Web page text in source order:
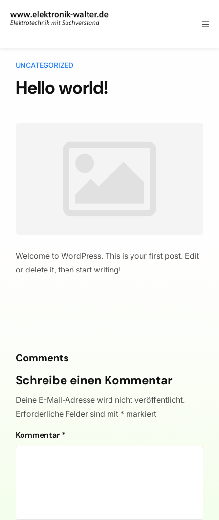
UNCATEGORIZED
Hello world!
Welcome to WordPress. This is your first post. Edit
or delete it, then start writing!
Comments
Schreibe einen Kommentar
Deine E-Mail-Adresse wird nicht veröffentlicht.
Erforderliche Felder sind mit * markiert
Kommentar *